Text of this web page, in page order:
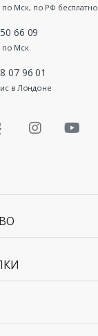
по Мск, по РФ бесплатно
66 09
по Мск
07 96 01
в Лондоне